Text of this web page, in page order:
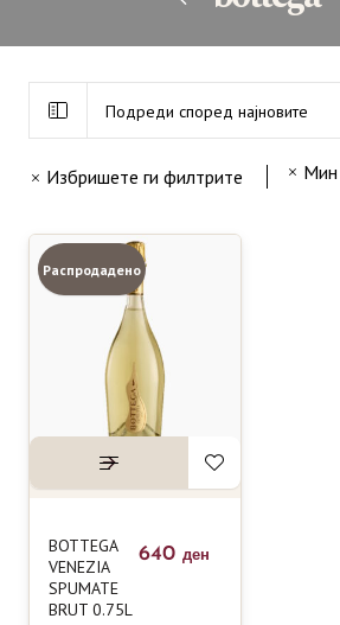
Подреди според најновите
Избришете ги филтрите Мин
Распродадено
BOTTEGA
VENEZIA
SPUMATE
BRUT 0.75L
640 ден